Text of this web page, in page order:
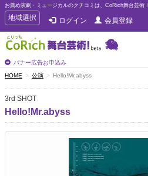
お薦め演劇・ミュージカルのクチコミは、CoRich舞台芸術！
T
o
g
g
e
n
a
v
g
地域選択 ログイン 会員登録
バナー広告お申込み
HOME 公演 Hello!Mr.abyss
3rd SHOT
Hello!Mr.abyss